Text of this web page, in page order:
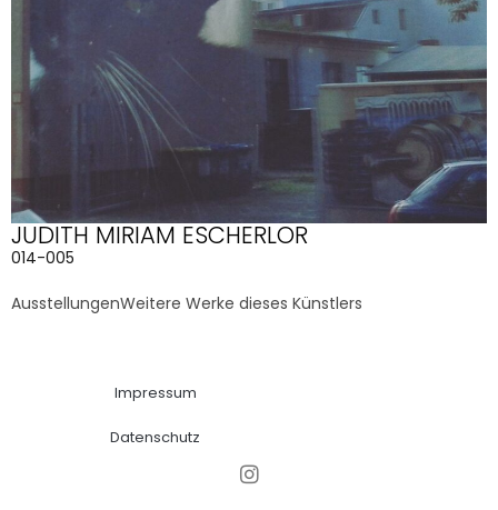
JUDITH MIRIAM ESCHERLOR
014-005
AusstellungenWeitere Werke dieses Künstlers
Impressum
Datenschutz